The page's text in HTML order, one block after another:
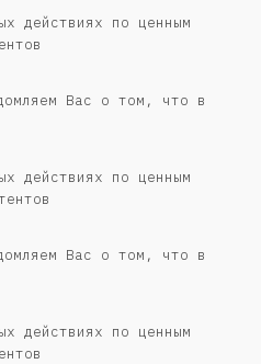
действиях по ценным
Вас о том, что в
действиях по ценным
Вас о том, что в
действиях по ценным